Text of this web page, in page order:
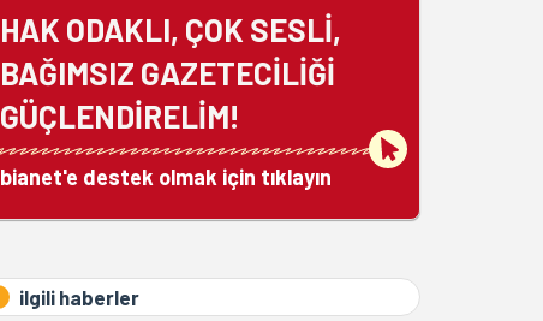
HAK ODAKLI, ÇOK SESLİ,
BAĞIMSIZ GAZETECİLİĞİ
GÜÇLENDİRELİM!
bianet'e destek olmak için tıklayın
ilgili haberler